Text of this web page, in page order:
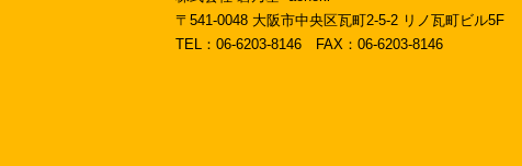
〒541-0048 大阪市中央区瓦町2-5-2 リノ瓦町ビル5F
TEL：06-6203-8146
FAX：06-6203-8146